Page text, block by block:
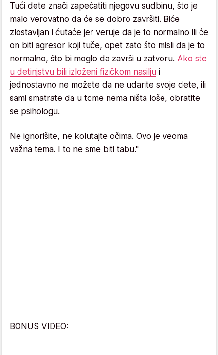
Tući dete znači zapečatiti njegovu sudbinu, što je
malo verovatno da će se dobro završiti. Biće
zlostavljan i ćutaće jer veruje da je to normalno ili će
on biti agresor koji tuče, opet zato što misli da je to
normalno, što bi moglo da završi u zatvoru. Ako ste
u detinjstvu bili izloženi fizičkom nasilju i
jednostavno ne možete da ne udarite svoje dete, ili
sami smatrate da u tome nema ništa loše, obratite
se psihologu.
Ne ignorišite, ne kolutajte očima. Ovo je veoma
važna tema. I to ne sme biti tabu."
BONUS VIDEO: